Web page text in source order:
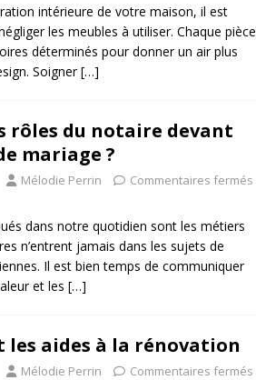
intérieure de votre maison, il est
les meubles à utiliser. Chaque pièce
déterminés pour donner un air plus
Soigner[…]
rôles du notaire devant
mariage ?
Mélodie Perrin Commentaires fermés
dans notre quotidien sont les métiers
n’entrent jamais dans les sujets de
Il est bien temps de communiquer
et les […]
aides à la rénovation
Mélodie Perrin Commentaires fermés